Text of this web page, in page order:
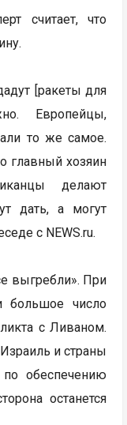
считает, что
[ракеты для
Европейцы,
то же самое.
главный хозяин
делают
дать, а могут
с NEWS.ru.
выгребли». При
большое число
с Ливаном.
и страны
обеспечению
останется